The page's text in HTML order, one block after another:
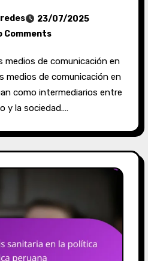
23/07/2025
Comments
medios de comunicación en
como intermediarios entre
y la sociedad.…